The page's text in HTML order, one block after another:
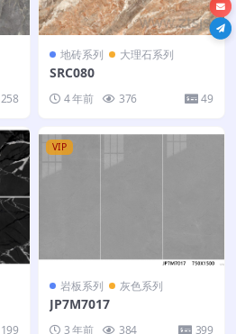
258
地砖系列 大理石系列
SRC080
4 年前 376 49
199
VIP
岩板系列 灰色系列
JP7M7017
3 年前 384 399